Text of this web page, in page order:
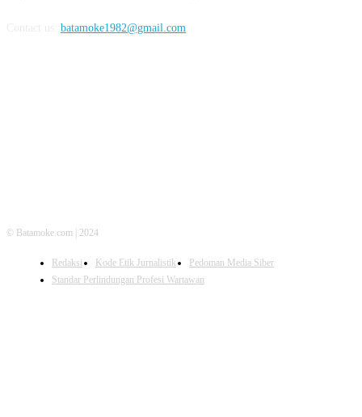
batamoke1982@gmail.com
© Batamoke.com | 2024
Redaksi Kode Etik Jurnalistik
Pedoman Media Siber
Standar Perlindungan Profesi Wartawan